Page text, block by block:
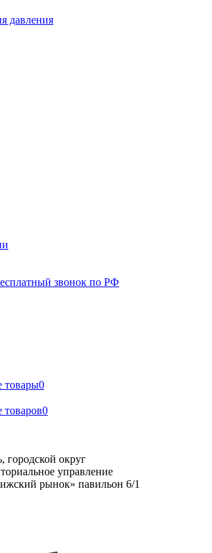
давления
звонок по РФ
товары0
товаров0
городской округ
управление
рынок» павильон 6/1